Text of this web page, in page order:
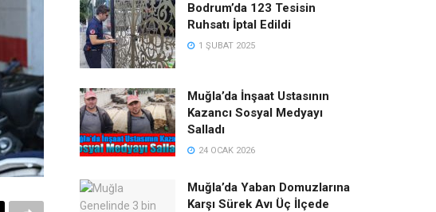
Bodrum’da 123 Tesisin
Ruhsatı İptal Edildi
1 ŞUBAT 2025
Muğla’da İnşaat Ustasının
Kazancı Sosyal Medyayı
Salladı
24 OCAK 2026
Muğla’da Yaban Domuzlarına
Karşı Sürek Avı Üç İlçede